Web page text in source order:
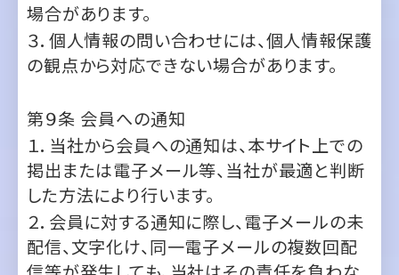
第９条 会員への通知
１．当社から会員への通知は、本サイト上での
した方法により行います。
２．会員に対する通知に際し、電子メールの未
配信、文字化け、同一電子メールの複数回配
信等が発生しても、当社はその責任を負わな
いものとします。
３．会員は、当社から会員への通知を随時確認
する義務を負うものとし、会員が当該確認を